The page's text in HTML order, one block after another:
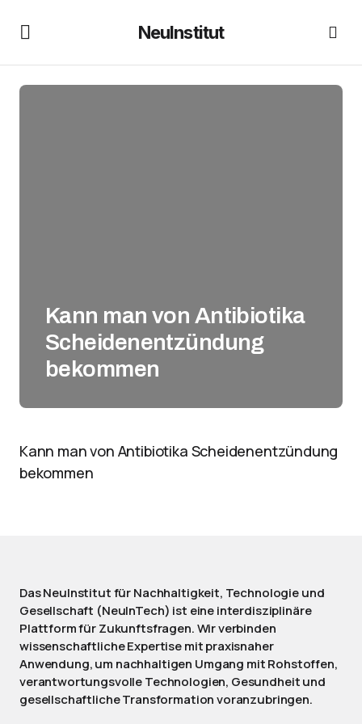
NeuInstitut
Kann man von Antibiotika
Scheidenentzündung
bekommen
Kann man von Antibiotika Scheidenentzündung
bekommen
Das NeuInstitut für Nachhaltigkeit, Technologie und
Gesellschaft (NeuInTech) ist eine interdisziplinäre
Plattform für Zukunftsfragen. Wir verbinden
wissenschaftliche Expertise mit praxisnaher
Anwendung, um nachhaltigen Umgang mit Rohstoffen,
verantwortungsvolle Technologien, Gesundheit und
gesellschaftliche Transformation voranzubringen.